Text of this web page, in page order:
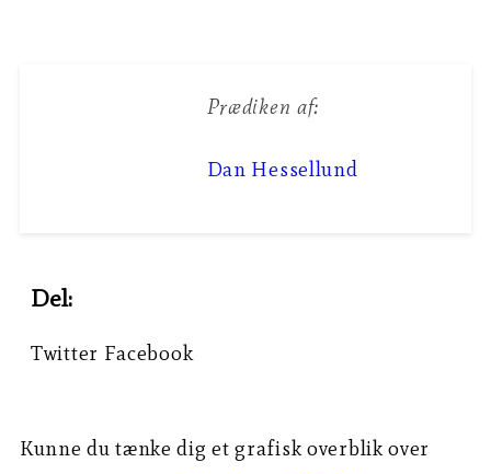
Kunne du tænke dig et grafisk overblik over
Prædiken af:
Dan Hessellund
Del:
Twitter Facebook